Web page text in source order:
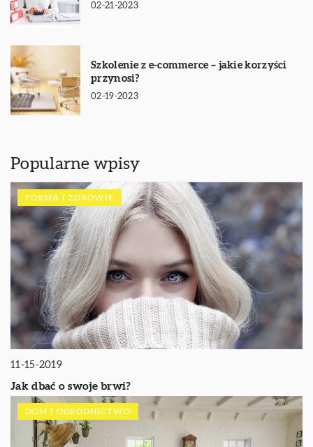
02-21-2023
Szkolenie z e-commerce – jakie korzyści
przynosi?
02-19-2023
Popularne wpisy
FORMA I ZDROWIE
11-15-2019
Jak dbać o swoje brwi?
DOM I OGRODNICTWO